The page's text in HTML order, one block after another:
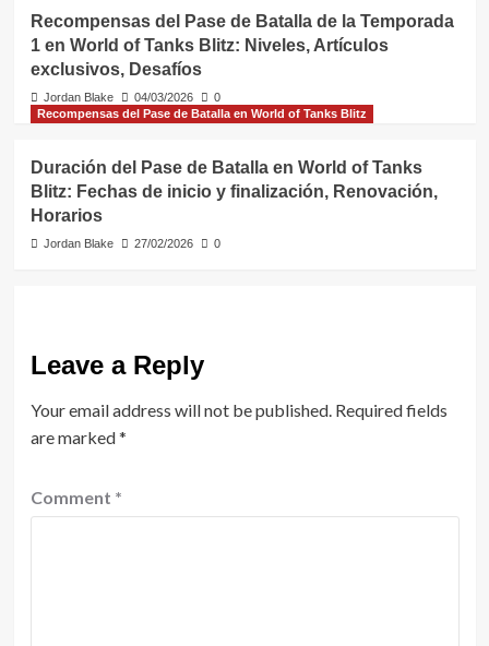
Recompensas del Pase de Batalla de la Temporada
1 en World of Tanks Blitz: Niveles, Artículos
exclusivos, Desafíos
Jordan Blake 04/03/2026
0
Recompensas del Pase de Batalla en World of Tanks Blitz
Duración del Pase de Batalla en World of Tanks
Blitz: Fechas de inicio y finalización, Renovación,
Horarios
Jordan Blake 27/02/2026 0
Leave a Reply
Your email address will not be published. Required fields
are marked*
Comment *